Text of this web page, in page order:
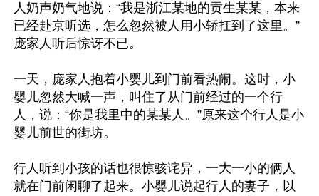
人奶声奶气地说：“我是浙江某地的贡生某某，本来
已经赴京听选，怎么忽然被人用小轿扛到了这里。”
庞家人听后惊讶不已。
一天，庞家人抱着小婴儿到门前看热闹。这时，小
婴儿忽然大喊一声，叫住了从门前经过的一个行
人，说：“你是我里中的某某人。”原来这个行人是小
婴儿前世的街坊。
行人听到小孩的话也很惊骇诧异，一大一小的俩人
就在门前闲聊了起来。小婴儿说起行人的妻子，以